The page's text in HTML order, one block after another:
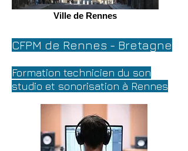
Ville de Rennes
CFPM de Rennes - Bretagne
Formation technicien du son
studio et sonorisation à Rennes